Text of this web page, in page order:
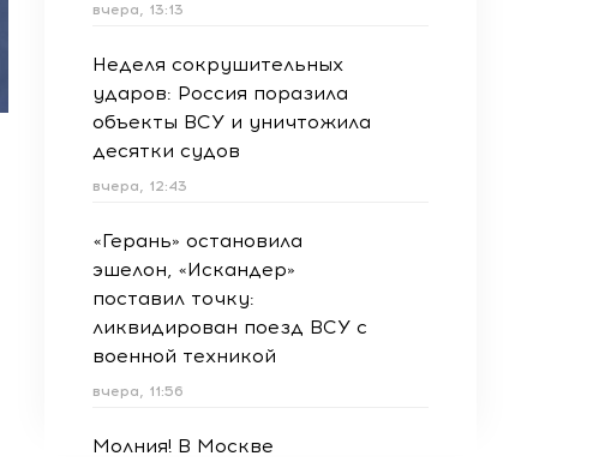
вчера, 13:13
Неделя сокрушительных
ударов: Россия поразила
объекты ВСУ и уничтожила
десятки судов
вчера, 12:43
«Герань» остановила
эшелон, «Искандер»
поставил точку:
ликвидирован поезд ВСУ с
военной техникой
вчера, 11:56
Молния! В Москве